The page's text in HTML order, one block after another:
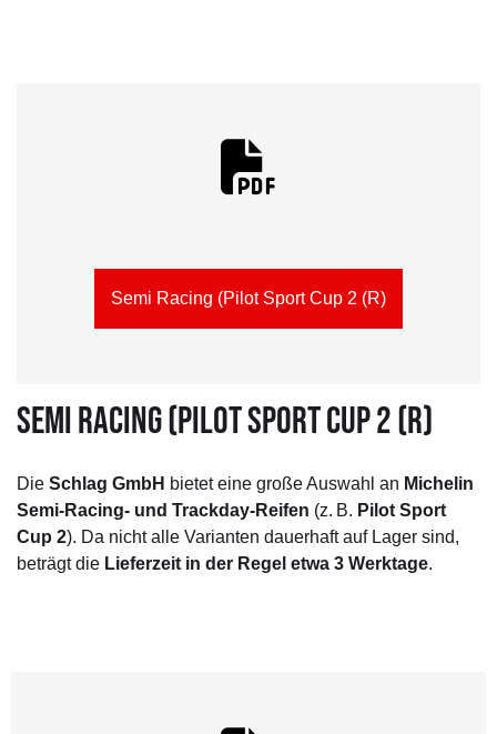
Semi Racing (Pilot Sport Cup 2 (R)
SEMI RACING (PILOT SPORT CUP 2 (R)
Die Schlag GmbH bietet eine große Auswahl an Michelin
Semi-Racing- und Trackday-Reifen (z. B. Pilot Sport
Cup 2). Da nicht alle Varianten dauerhaft auf Lager sind,
beträgt die Lieferzeit in der Regel etwa 3 Werktage.